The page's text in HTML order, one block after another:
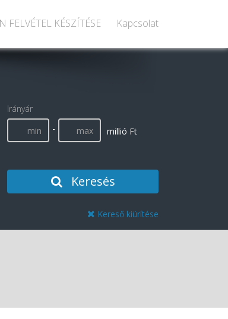
FELVÉTEL KÉSZÍTÉSE Kapcsolat
Irányár
-
millió Ft
Keresés
Kereső kiürítése